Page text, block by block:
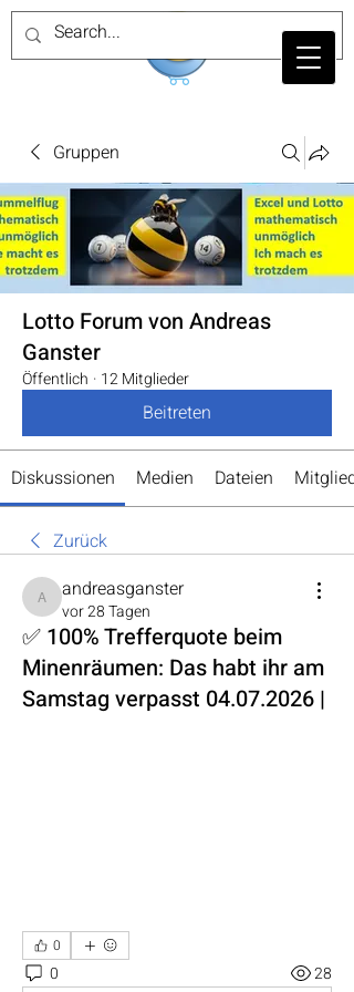
Gruppen
Lotto Forum von Andreas
Ganster
Öffentlich · 12 Mitglieder
Beitreten
Diskussionen Medien Dateien
Zurück
andreasganster
andreasganster
vor 28 Tagen
✅ 100% Trefferquote beim
Minenräumen: Das habt ihr am
Samstag verpasst 04.07.2026 |
0
0 28